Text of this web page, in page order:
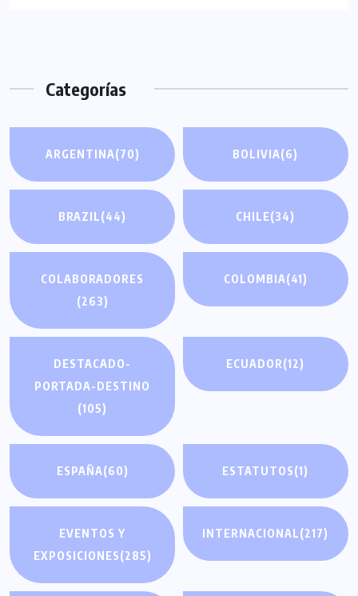
Categorías
ARGENTINA(70) BOLIVIA(6)
BRAZIL(44) CHILE(34)
COLABORADORES
(263)
COLOMBIA(41)
DESTACADO-
PORTADA-DESTINO
(105)
ECUADOR(12)
ESPAÑA(60) ESTATUTOS(1)
EVENTOS Y
EXPOSICIONES(285)
INTERNACIONAL(217)